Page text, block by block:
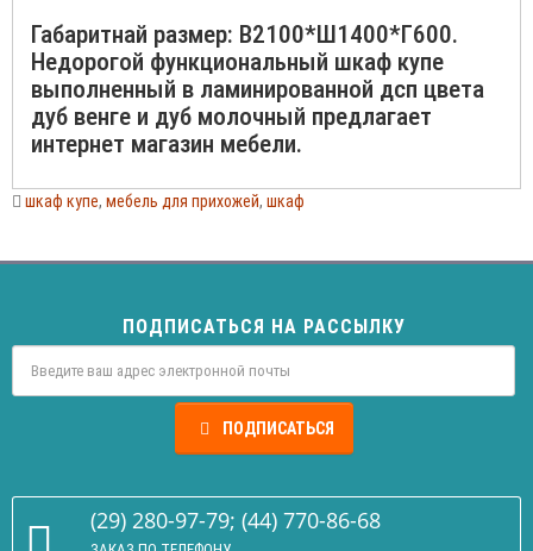
Габаритнай размер: В2100*Ш1400*Г600.
Недорогой функциональный шкаф купе
выполненный в ламинированной дсп цвета
дуб венге и дуб молочный предлагает
интернет магазин мебели.
шкаф купе, мебель для прихожей, шкаф
ПОДПИСАТЬСЯ НА РАССЫЛКУ
ПОДПИСАТЬСЯ
(29) 280-97-79; (44) 770-86-68